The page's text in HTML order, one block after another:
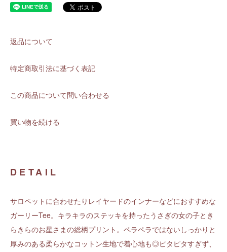
返品について
特定商取引法に基づく表記
この商品について問い合わせる
買い物を続ける
DETAIL
サロペットに合わせたりレイヤードのインナーなどにおすすめな
ガーリーTee。キラキラのステッキを持ったうさぎの女の子とき
らきらのお星さまの総柄プリント。ペラペラではないしっかりと
厚みのある柔らかなコットン生地で着心地も◎ピタピタすぎず、